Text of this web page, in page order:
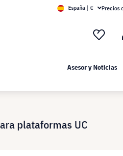
España | € Precios
Asesor y Noticias
plataformas UC